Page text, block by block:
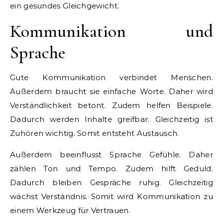
ein gesundes Gleichgewicht.
Kommunikation und
Sprache
Gute Kommunikation verbindet Menschen.
Außerdem braucht sie einfache Worte. Daher wird
Verständlichkeit betont. Zudem helfen Beispiele.
Dadurch werden Inhalte greifbar. Gleichzeitig ist
Zuhören wichtig. Somit entsteht Austausch.
Außerdem beeinflusst Sprache Gefühle. Daher
zählen Ton und Tempo. Zudem hilft Geduld.
Dadurch bleiben Gespräche ruhig. Gleichzeitig
wächst Verständnis. Somit wird Kommunikation zu
einem Werkzeug für Vertrauen.